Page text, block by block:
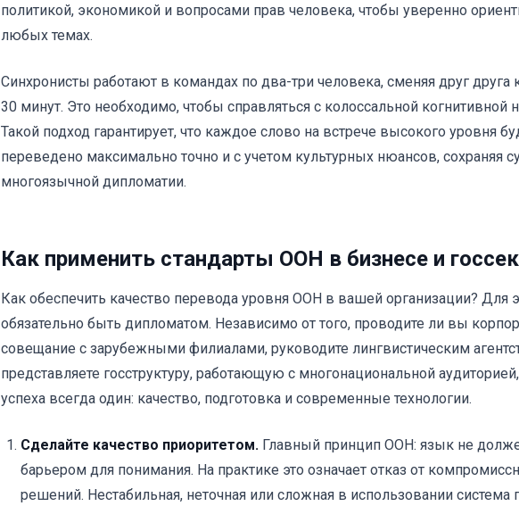
политикой, экономикой и вопросами прав человека, чтобы уверенно
любых темах.
Синхронисты работают в командах по два-три человека, сменяя друг
30 минут. Это необходимо, чтобы справляться с колоссальной когнитивной
Такой подход гарантирует, что каждое слово на встрече высокого уровня
переведено максимально точно и с учетом культурных нюансов, сохраняя
многоязычной дипломатии.
Как применить стандарты ООН в бизнесе и
Как обеспечить качество перевода уровня ООН в вашей организации? Для
обязательно быть дипломатом. Независимо от того, проводите ли вы
совещание с зарубежными филиалами, руководите лингвистическим
представляете госструктуру, работающую с многонациональной
успеха всегда один: качество, подготовка и современные технологии.
Сделайте качество приоритетом. Главный принцип ООН: язык не
барьером для понимания. На практике это означает отказ от
решений. Нестабильная, неточная или сложная в использовании система